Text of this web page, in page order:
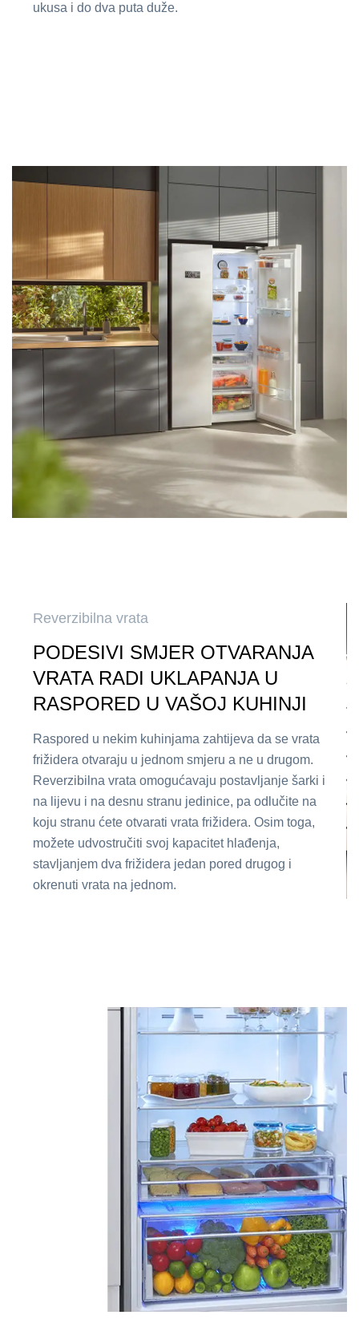
ukusa i do dva puta duže.
Reverzibilna vrata
PODESIVI SMJER OTVARANJA
VRATA RADI UKLAPANJA U
RASPORED U VAŠOJ KUHINJI
Raspored u nekim kuhinjama zahtijeva da se vrata
frižidera otvaraju u jednom smjeru a ne u drugom.
Reverzibilna vrata omogućavaju postavljanje šarki i
na lijevu i na desnu stranu jedinice, pa odlučite na
koju stranu ćete otvarati vrata frižidera. Osim toga,
možete udvostručiti svoj kapacitet hlađenja,
stavljanjem dva frižidera jedan pored drugog i
okrenuti vrata na jednom.